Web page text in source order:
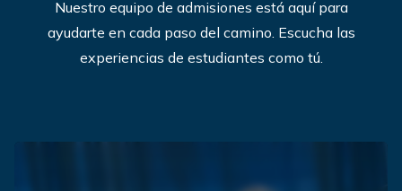
Nuestro equipo de admisiones está aquí para
ayudarte en cada paso del camino. Escucha las
experiencias de estudiantes como tú.